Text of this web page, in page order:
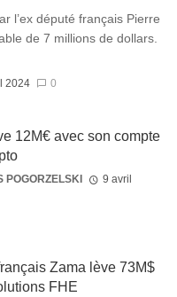
l’ex député français Pierre
de 7 millions de dollars.
2024 0
12M€ avec son compte
POGORZELSKI
9 avril
Zama lève 73M$
FHE